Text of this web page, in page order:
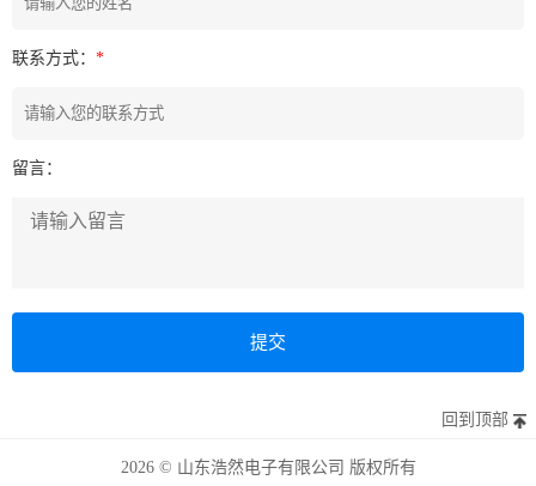
联系方式： *
留言：
回到顶部
2026 © 山东浩然电子有限公司 版权所有